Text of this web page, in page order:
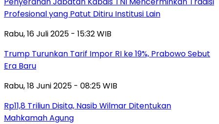
Profesional yang Patut Ditiru Institusi Lain
Rabu, 16 Juli 2025 - 15:32 WIB
Trump Turunkan Tarif Impor RI ke 19%, Prabowo Sebut
Era Baru
Rabu, 18 Juni 2025 - 08:25 WIB
Rp11,8 Triliun Disita, Nasib Wilmar Ditentukan
Mahkamah Agung